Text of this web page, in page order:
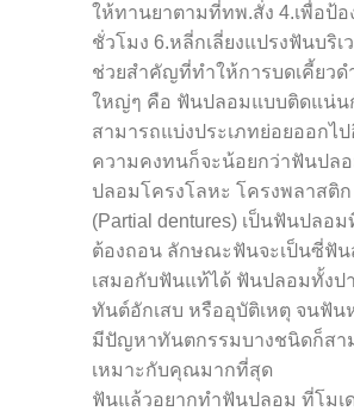
ให้ทานยาตามที่ทพ.สั่ง 4.เพื่อป้
ชั่วโมง 6.หลี่กเลี่ยงแปรงฟันบ
ช่วยสำคัญที่ทำให้การบดเคี้ยวด
ใหญ่ๆ คือ ฟันปลอมแบบติดแน่น
สามารถแบ่งประเภทย่อยออก
ความคงทนก็จะน้อยกว่าฟันปล
ปลอมโครงโลหะ โครงพลาสติ
(Partial dentures) เป็นฟันปลอ
ต้องถอน ลักษณะฟันจะเป็นซี่ฟัน
เสมอกับฟันแท้ได้ ฟันปลอมทั้งป
ทันต์อักเสบ หรืออุบัติเหตุ จนฟัน
มีปัญหาทันตกรรมบางชนิดก็สา
เหมาะกับคุณมากที่สุด และส
ฟันแล้วอยากทำฟันปลอม ที่โมเ